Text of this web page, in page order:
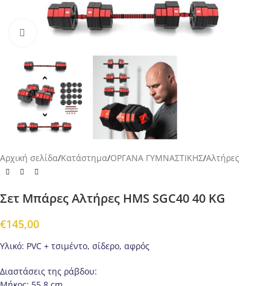
Προβολή
Αρχική σελίδα/Κατάστημα/ΟΡΓΑΝΑ ΓΥΜΝΑΣΤΙΚΗΣ/Αλτήρες
Σετ Μπάρες Αλτήρες HMS SGC40 40 KG
€145,00
Υλικό: PVC + τσιμέντο, σίδερο, αφρός
Διαστάσεις της ράβδου: